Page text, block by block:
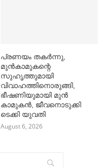
പ്രണയം തകര്‍ന്നു,
മുൻകാമുകന്റെ
സുഹൃത്തുമായി
വിവാഹത്തിനൊരുങ്ങി,
ഭീഷണിയുമായി മുൻ
കാമുകൻ, ജീവനൊടുക്കി
ടെക്കി യുവതി
August 6, 2026